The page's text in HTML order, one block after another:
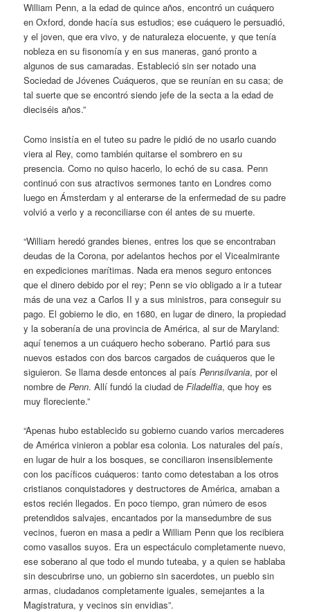
William Penn, a la edad de quince años, encontró un cuáquero
en Oxford, donde hacía sus estudios; ese cuáquero le persuadió,
y el joven, que era vivo, y de naturaleza elocuente, y que tenía
nobleza en su fisonomía y en sus maneras, ganó pronto a
algunos de sus camaradas. Estableció sin ser notado una
Sociedad de Jóvenes Cuáqueros, que se reunían en su casa; de
tal suerte que se encontró siendo jefe de la secta a la edad de
dieciséis años.”
Como insistía en el tuteo su padre le pidió de no usarlo cuando
viera al Rey, como también quitarse el sombrero en su
presencia. Como no quiso hacerlo, lo echó de su casa. Penn
continuó con sus atractivos sermones tanto en Londres como
luego en Ámsterdam y al enterarse de la enfermedad de su padre
volvió a verlo y a reconciliarse con él antes de su muerte.
“William heredó grandes bienes, entres los que se encontraban
deudas de la Corona, por adelantos hechos por el Vicealmirante
en expediciones marítimas. Nada era menos seguro entonces
que el dinero debido por el rey; Penn se vio obligado a ir a tutear
más de una vez a Carlos II y a sus ministros, para conseguir su
pago. El gobierno le dio, en 1680, en lugar de dinero, la propiedad
y la soberanía de una provincia de América, al sur de Maryland:
aquí tenemos a un cuáquero hecho soberano. Partió para sus
nuevos estados con dos barcos cargados de cuáqueros que le
siguieron. Se llama desde entonces al paísPennsilvania, por el
nombre dePenn. Allí fundó la ciudad deFiladelfia, que hoy es
muy floreciente.”
“Apenas hubo establecido su gobierno cuando varios mercaderes
de América vinieron a poblar esa colonia. Los naturales del país,
en lugar de huir a los bosques, se conciliaron insensiblemente
con los pacíficos cuáqueros: tanto como detestaban a los otros
cristianos conquistadores y destructores de América, amaban a
estos recién llegados. En poco tiempo, gran número de esos
pretendidos salvajes, encantados por la mansedumbre de sus
vecinos, fueron en masa a pedir a William Penn que los recibiera
como vasallos suyos. Era un espectáculo completamente nuevo,
ese soberano al que todo el mundo tuteaba, y a quien se hablaba
sin descubrirse uno, un gobierno sin sacerdotes, un pueblo sin
armas, ciudadanos completamente iguales, semejantes a la
Magistratura, y vecinos sin envidias”.